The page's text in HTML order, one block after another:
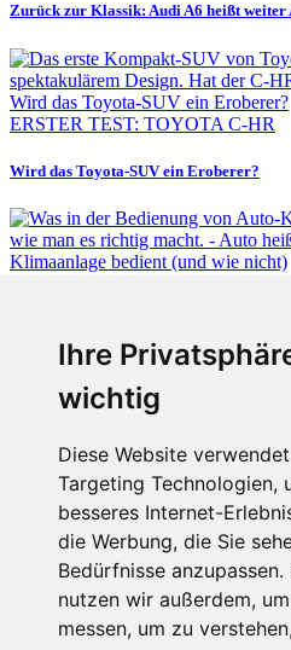
Ihre
wichtig
Diese Website
Targeting Technologien,
besseres Internet-
die Werbung, die Sie
Bedürfnisse
nutzen wir außerdem,
messen, um zu
Zurück zur Klassik: Audi A6 heißt weiter
ERSTER TEST: TOYOTA C-HR
Wird das Toyota-SUV ein Eroberer?
Auto heißt Auto: Wie man die
Fabian Steiner
Der großen Katzensprung mit dem
Menschen in Bewegung